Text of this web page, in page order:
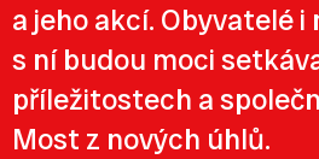
a jeho akcí. Obyvatelé
s ní budou moci
příležitostech a
Most z nových úhlů.